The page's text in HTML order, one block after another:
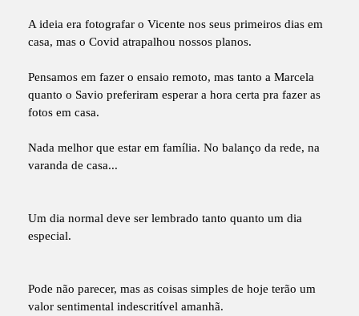
A ideia era fotografar o Vicente nos seus primeiros dias em
casa, mas o Covid atrapalhou nossos planos.
Pensamos em fazer o ensaio remoto, mas tanto a Marcela
quanto o Savio preferiram esperar a hora certa pra fazer as
fotos em casa.
Nada melhor que estar em família. No balanço da rede, na
varanda de casa...
Um dia normal deve ser lembrado tanto quanto um dia
especial.
Pode não parecer, mas as coisas simples de hoje terão um
valor sentimental indescritível amanhã.